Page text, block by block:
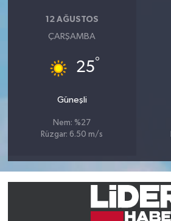
12 AĞUSTOS
ÇARŞAMBA
25°
Güneşli
Nem: %27
Rüzgar: 6.50 m/s